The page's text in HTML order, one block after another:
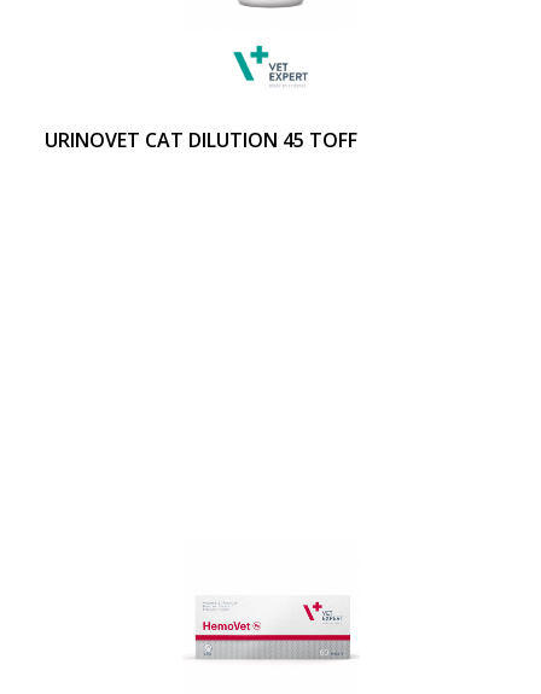
URINOVET CAT DILUTION 45 TOFF